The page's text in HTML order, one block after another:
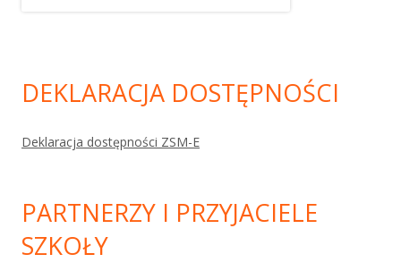
DEKLARACJA DOSTĘPNOŚCI
Deklaracja dostępności ZSM-E
PARTNERZY I PRZYJACIELE
SZKOŁY